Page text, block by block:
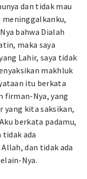
dan tidak mau
meninggalkanku,
bahwa Dialah
maka saya
Lahir, saya tidak
makhluk
itu berkata
firman-Nya, yang
yang kita saksikan,
berkata padamu,
tidak ada
dan tidak ada
Nya.